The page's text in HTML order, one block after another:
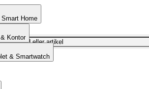
Home
Kontor
& Smartwatch